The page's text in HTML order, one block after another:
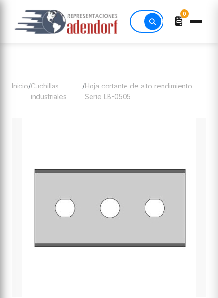
0
Inicio/Cuchillas
industriales
/Hoja cortante de alto rendimiento
Serie LB-0505